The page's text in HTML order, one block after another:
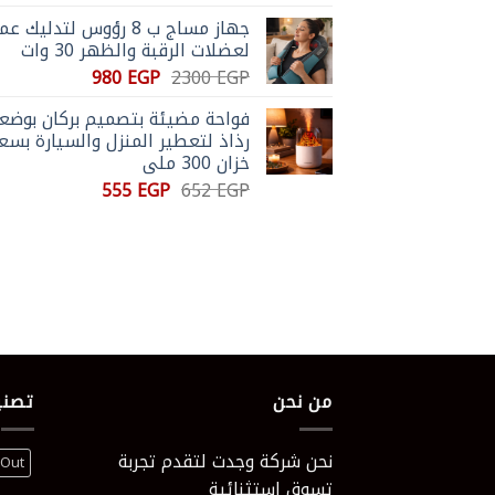
هو:
831 EGP.
هو:
590 EGP.
جهاز مساج ب 8 رؤوس
لعضلات الرقبة والظهر 30 وات
2300EGP السعر
هو:
2300 EGP.
980 EGP السعر
هو:
980 EGP.
فواحة مضيئة بتصميم بركان
رذاذ لتعطير المنزل والسيارة
خزان 300 ملي
652EGP السعر555 EGP السعر
من نحن
نحن شركة وجدت لتقدم تجربة